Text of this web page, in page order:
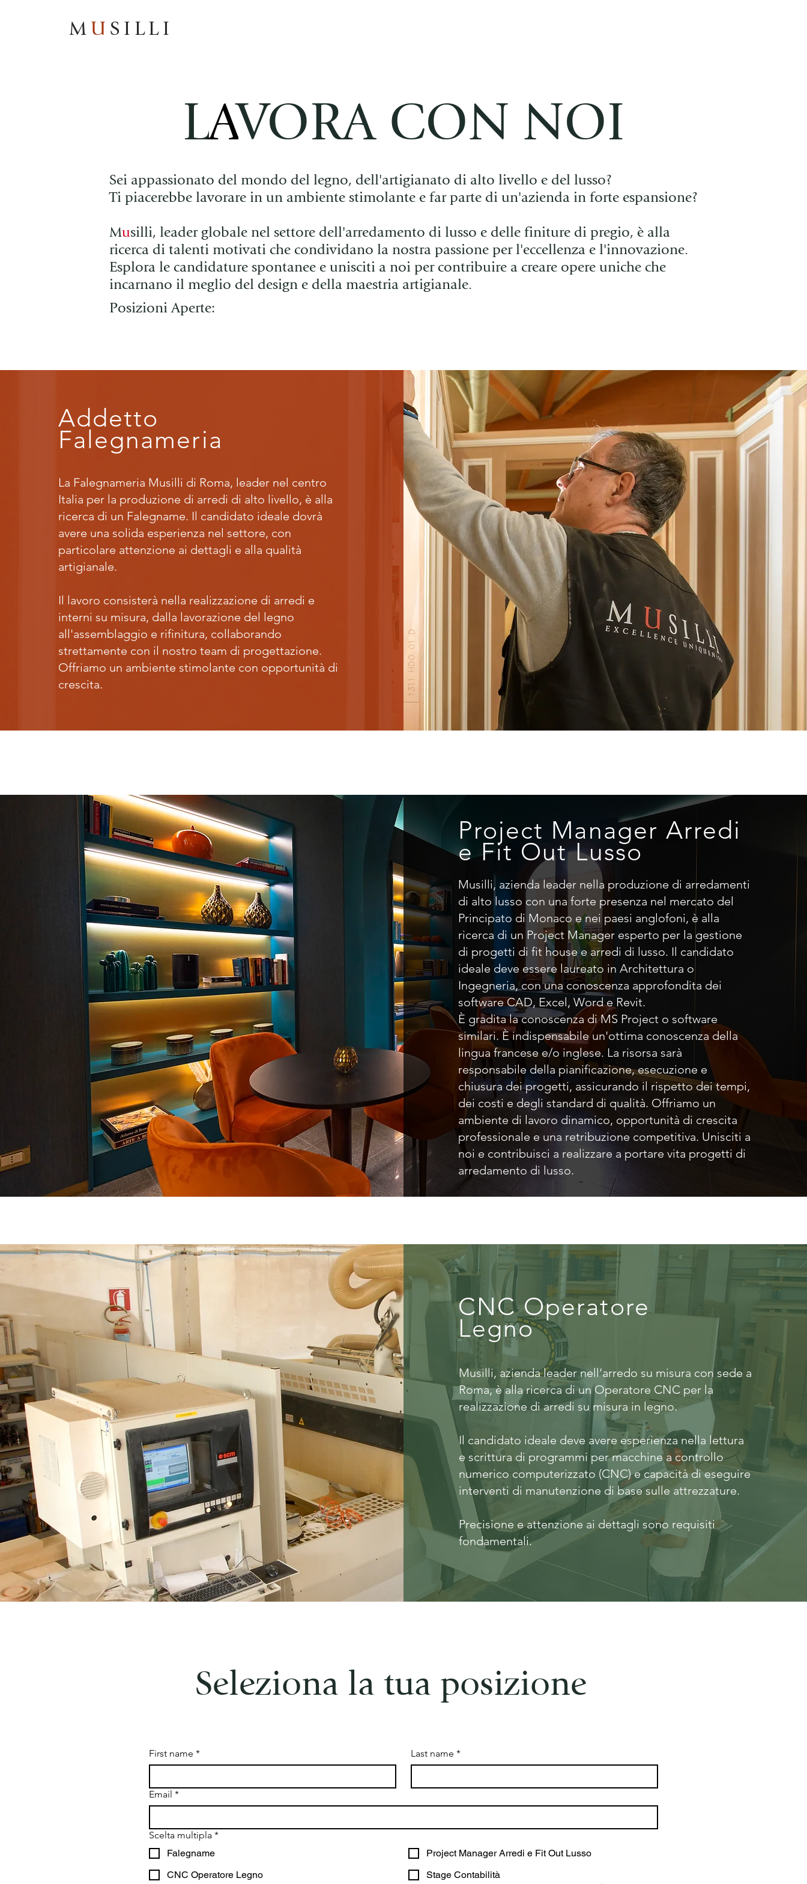
M U SILLI
LAVORA CON NOI
Sei appassionato del mondo del legno, dell'artigianato di alto livello e del lusso?
Ti piacerebbe lavorare in un ambiente stimolante e far parte di un'azienda in forte espansione?
Musilli, leader globale nel settore dell'arredamento di lusso e delle finiture di pregio, è alla
ricerca di talenti motivati che condividano la nostra passione per l'eccellenza e l'innovazione.
Esplora le candidature spontanee e unisciti a noi per contribuire a creare opere uniche che
incarnano il meglio del design e della maestria artigianale.
Posizioni Aperte:
Addetto
Falegnameria
La Falegnameria Musilli di Roma, leader nel centro
Italia per la produzione di arredi di alto livello, è alla
ricerca di un Falegname. Il candidato ideale dovrà
avere una solida esperienza nel settore, con
particolare attenzione ai dettagli e alla qualità
artigianale.
Il lavoro consisterà nella realizzazione di arredi e
interni su misura, dalla lavorazione del legno
all'assemblaggio e rifinitura, collaborando
strettamente con il nostro team di progettazione.
Offriamo un ambiente stimolante con opportunità di
crescita.
Project Manager Arredi
e Fit Out Lusso
Musilli, azienda leader nella produzione di arredamenti
di alto lusso con una forte presenza nel mercato del
Principato di Monaco e nei paesi anglofoni, è alla
ricerca di un Project Manager esperto per la gestione
di progetti di fit house e arredi di lusso. Il candidato
ideale deve essere laureato in Architettura o
Ingegneria, con una conoscenza approfondita dei
software CAD, Excel, Word e Revit.
È gradita la conoscenza di MS Project o software
similari. È indispensabile un'ottima conoscenza della
lingua francese e/o inglese. La risorsa sarà
responsabile della pianificazione, esecuzione e
chiusura dei progetti, assicurando il rispetto dei tempi,
dei costi e degli standard di qualità. Offriamo un
ambiente di lavoro dinamico, opportunità di crescita
professionale e una retribuzione competitiva. Unisciti a
noi e contribuisci a realizzare a portare vita progetti di
arredamento di lusso.
CNC Operatore
Legno
Musilli, azienda leader nell’arredo su misura con sede a
Roma, è alla ricerca di un Operatore CNC per la
realizzazione di arredi su misura in legno.
Il candidato ideale deve avere esperienza nella lettura
e scrittura di programmi per macchine a controllo
numerico computerizzato (CNC) e capacità di eseguire
interventi di manutenzione di base sulle attrezzature.
Precisione e attenzione ai dettagli sono requisiti
fondamentali.
Seleziona la tua posizione
First name * Last name *
Email *
Scelta multipla *
Falegname
Project Manager Arredi e Fit Out Lusso
CNC Operatore Legno
Stage Contabilità